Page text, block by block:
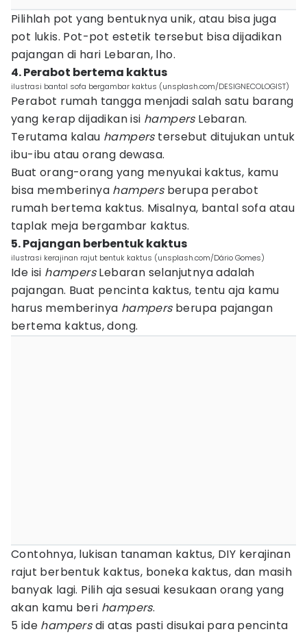
Pilihlah pot yang bentuknya unik, atau bisa juga
pot lukis. Pot-pot estetik tersebut bisa dijadikan
pajangan di hari Lebaran, lho.
4. Perabot bertema kaktus
ilustrasi bantal sofa bergambar kaktus (unsplash.com/DESIGNECOLOGIST)
Perabot rumah tangga menjadi salah satu barang
yang kerap dijadikan isi hampersLebaran.
Terutama kalau hamperstersebut ditujukan untuk
ibu-ibu atau orang dewasa.
Buat orang-orang yang menyukai kaktus, kamu
bisa memberinya hampersberupa perabot
rumah bertema kaktus. Misalnya, bantal sofa atau
taplak meja bergambar kaktus.
5. Pajangan berbentuk kaktus
ilustrasi kerajinan rajut bentuk kaktus (unsplash.com/Dário Gomes)
Ide isi hampersLebaran selanjutnya adalah
pajangan. Buat pencinta kaktus, tentu aja kamu
harus memberinya hampersberupa pajangan
bertema kaktus, dong.
Contohnya, lukisan tanaman kaktus, DIY kerajinan
rajut berbentuk kaktus, boneka kaktus, dan masih
banyak lagi. Pilih aja sesuai kesukaan orang yang
akan kamu beri hampers.
5 ide hampersdi atas pasti disukai para pencinta